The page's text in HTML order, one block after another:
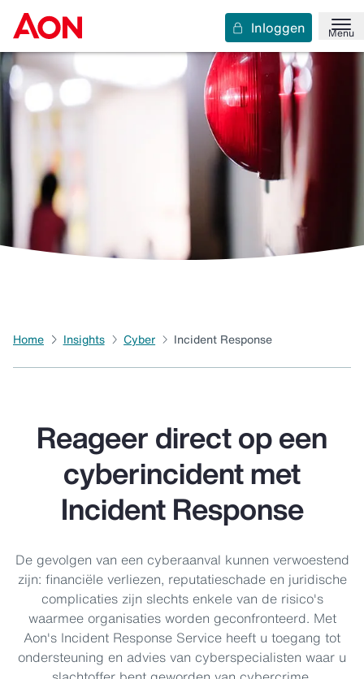
Menu
Inloggen
Home Insights Cyber Incident Response
Reageer direct op een
cyberincident met
Incident Response
De gevolgen van een cyberaanval kunnen verwoestend
zijn: financiële verliezen, reputatieschade en juridische
complicaties zijn slechts enkele van de risico's
waarmee organisaties worden geconfronteerd. Met
Aon's Incident Response Service heeft u toegang tot
ondersteuning en advies van cyberspecialisten waar u